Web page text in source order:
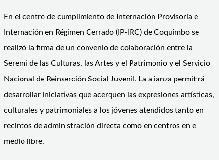
En el centro de cumplimiento de Internación Provisoria e
Internación en Régimen Cerrado (IP-IRC) de Coquimbo se
realizó la firma de un convenio de colaboración entre la
Seremi de las Culturas, las Artes y el Patrimonio y el Servicio
Nacional de Reinserción Social Juvenil. La alianza permitirá
desarrollar iniciativas que acerquen las expresiones artísticas,
culturales y patrimoniales a los jóvenes atendidos tanto en
recintos de administración directa como en centros en el
medio libre.